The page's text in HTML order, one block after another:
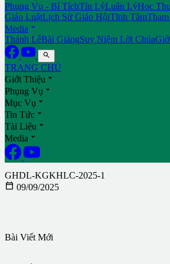
Phụng Vụ - Bí TíchTín LýLuân LýHọc
Giáo LuậtLịch Sử Giáo HộiTĩnh Tâm
Media 
Thánh LễBài GiảngSuy Niệm Lời Chúa

TRANG CHỦ
Giới Thiệu 
Phụng Vụ 
Mục Vụ 
Tin Tức 
Tài Liệu 
Media 
GHDL-KGKHLC-2025-1
 09/09/2025
Bài Viết Mới